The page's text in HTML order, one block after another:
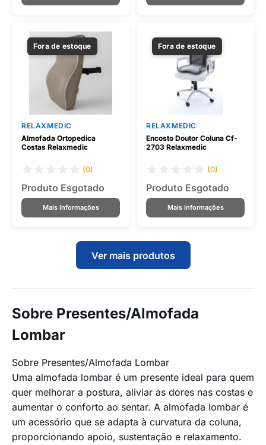
Fora de estoque
RELAXMEDIC
Almofada Ortopedica
Costas Relaxmedic
(0)
Produto Esgotado
Mais Informações
Fora de estoque
RELAXMEDIC
Encosto Doutor Coluna Cf-
2703 Relaxmedic
(0)
Produto Esgotado
Mais Informações
Ver mais produtos
Sobre Presentes/Almofada
Lombar
Sobre Presentes/Almofada Lombar
Uma almofada lombar é um presente ideal para quem
quer melhorar a postura, aliviar as dores nas costas e
aumentar o conforto ao sentar. A almofada lombar é
um acessório que se adapta à curvatura da coluna,
proporcionando apoio, sustentação e relaxamento.